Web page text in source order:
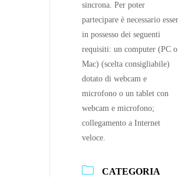
sincrona. Per poter
partecipare è necessario
in possesso dei seguenti
requisiti: un computer (PC o
Mac) (scelta consigliabile)
dotato di webcam e
microfono o un tablet con
webcam e microfono;
collegamento a Internet
veloce.
CATEGORIA